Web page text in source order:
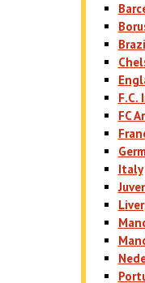
FC
Italy